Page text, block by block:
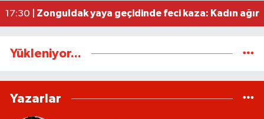
17:30 | Zonguldak yaya geçidinde feci kaza: Kadın ağır
Yükleniyor...
Yazarlar